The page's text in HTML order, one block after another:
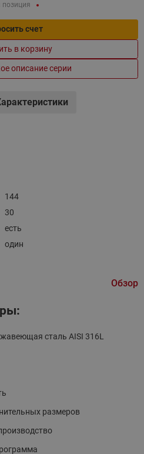
позиция
счет
в корзину
описание серии
144
30
есть
один
Обзор
сталь AISI 316L
размеров